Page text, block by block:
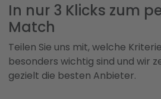
In nur 3 Klicks zum
Match
Teilen Sie uns mit, welche
besonders wichtig sind und wir
gezielt die besten Anbieter.